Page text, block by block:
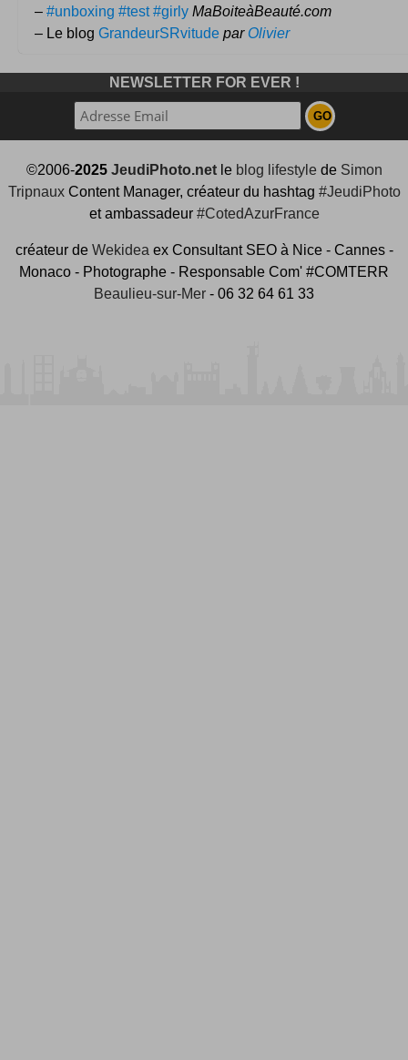
– #unboxing #test #girly MaBoiteàBeauté.com
– Le blog GrandeurSRvitude par Olivier
NEWSLETTER FOR EVER !
©2006-2025 JeudiPhoto.netle blog lifestylede Simon
TripnauxContent Manager, créateur du hashtag #JeudiPhoto
et ambassadeur #CotedAzurFrance
créateur de Wekidea ex Consultant SEO à Nice - Cannes -
Monaco - Photographe - Responsable Com' #COMTERR
Beaulieu-sur-Mer - 06 32 64 61 33